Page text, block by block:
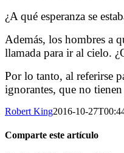
¿A qué esperanza se
Además, los hombres a
llamada para ir al cielo.
Por lo tanto, al referirse
ignorantes, que no
Robert King2016-10-
Comparte este artículo